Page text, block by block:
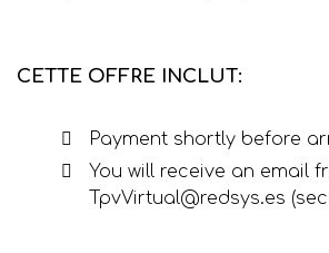
CETTE OFFRE INCLUT:
Payment shortly before
You will receive an email
TpvVirtual@redsys.es